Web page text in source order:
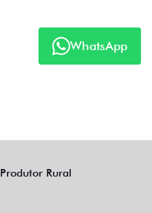
WhatsApp
Produtor Rural